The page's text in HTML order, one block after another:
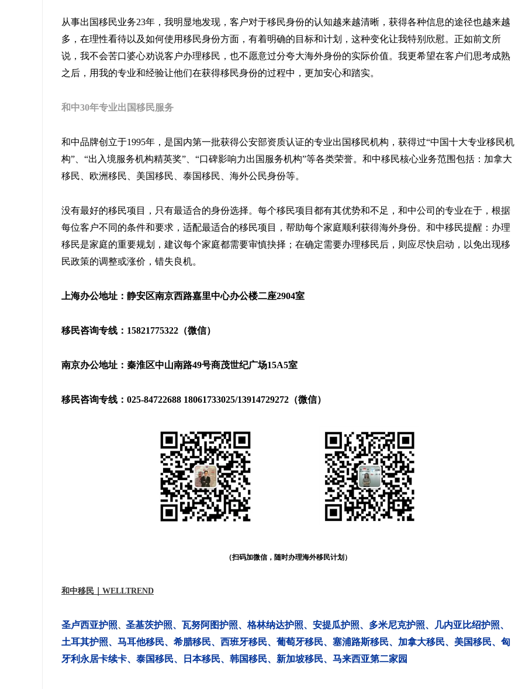
从事出国移民业务23年，我明显地发现，客户对于移民身份的认知越来越清晰，获得各种信息的途径也越来越
多，在理性看待以及如何使用移民身份方面，有着明确的目标和计划，这种变化让我特别欣慰。正如前文所
说，我不会苦口婆心劝说客户办理移民，也不愿意过分夸大海外身份的实际价值。我更希望在客户们思考成熟
之后，用我的专业和经验让他们在获得移民身份的过程中，更加安心和踏实。
和中30年专业出国移民服务
和中品牌创立于1995年，是国内第一批获得公安部资质认证的专业出国移民机构，获得过“中国十大专业移民机
构”、“出入境服务机构精英奖”、“口碑影响力出国服务机构”等各类荣誉。和中移民核心业务范围包括：加拿大
移民、欧洲移民、美国移民、泰国移民、海外公民身份等。
没有最好的移民项目，只有最适合的身份选择。每个移民项目都有其优势和不足，和中公司的专业在于，根据
每位客户不同的条件和要求，适配最适合的移民项目，帮助每个家庭顺利获得海外身份。和中移民提醒：办理
移民是家庭的重要规划，建议每个家庭都需要审慎抉择；在确定需要办理移民后，则应尽快启动，以免出现移
民政策的调整或涨价，错失良机。
上海办公地址：静安区南京西路嘉里中心办公楼二座2904室
移民咨询专线：15821775322（微信）
南京办公地址：秦淮区中山南路49号商茂世纪广场15A5室
移民咨询专线：025-84722688 18061733025/13914729272（微信）
（扫码加微信，随时办理海外移民计划）
和中移民｜WELLTREND
圣卢西亚护照、 圣基茨护照、 瓦努阿图护照、 格林纳达护照、 安提瓜护照、 多米尼克护照、 几内亚比绍护照、
土耳其护照、 马耳他移民、 希腊移民、 西班牙移民、 葡萄牙移民、 塞浦路斯移民、 加拿大移民、 美国移民、 匈
牙利永居卡续卡、 泰国移民、 日本移民、 韩国移民、 新加坡移民、 马来西亚第二家园